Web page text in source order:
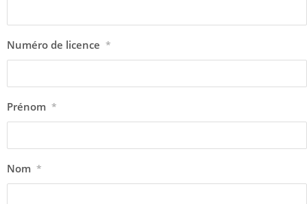
Numéro de licence *
Prénom *
Nom *